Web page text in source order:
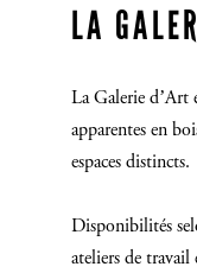
LA
La Galerie d’Art
apparentes en
espaces distincts.
Disponibilités
ateliers de